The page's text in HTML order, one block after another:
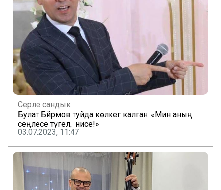
Серле сандык
Булат Бәйрәмов туйда көлкегә калган: «Мин аның
сеңлесе түгел, ә әнисе!»
03.07.2023, 11:47